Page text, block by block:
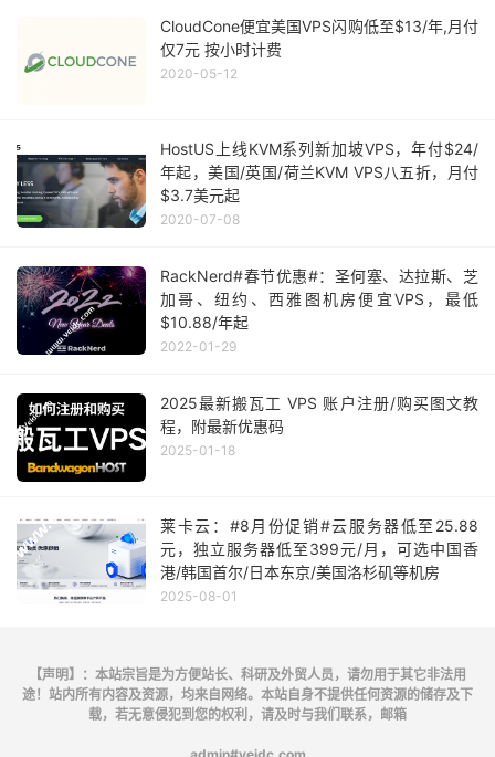
CloudCone便宜美国VPS闪购低至$13/年,月付
仅7元 按小时计费
2020-05-12
HostUS上线KVM系列新加坡VPS，年付$24/
年起，美国/英国/荷兰KVM VPS八五折，月付
$3.7美元起
2020-07-08
RackNerd#春节优惠#：圣何塞、达拉斯、芝
加哥、纽约、西雅图机房便宜VPS，最低
$10.88/年起
2022-01-29
2025最新搬瓦工 VPS 账户注册/购买图文教
程，附最新优惠码
2025-01-18
莱卡云：#8月份促销#云服务器低至25.88
元，独立服务器低至399元/月，可选中国香
港/韩国首尔/日本东京/美国洛杉矶等机房
2025-08-01
【声明】：本站宗旨是为方便站长、科研及外贸人员，请勿用于其它非法用
途！站内所有内容及资源，均来自网络。本站自身不提供任何资源的储存及下
载，若无意侵犯到您的权利，请及时与我们联系，邮箱